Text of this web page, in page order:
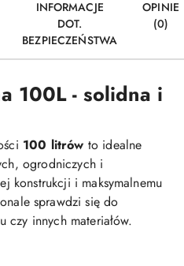
INFORMACJE
DOT.
BEZPIECZEŃSTWA
OPINIE
(0)
100L - solidna i
100 litrów to idealne
ogrodniczych i
konstrukcji i maksymalnemu
sprawdzi się do
czy innych materiałów.